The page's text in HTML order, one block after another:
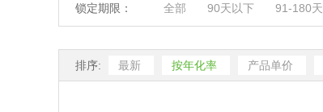
锁定期限： 全部 90天以下 91-180天
排序: 最新 按年化率 产品单价